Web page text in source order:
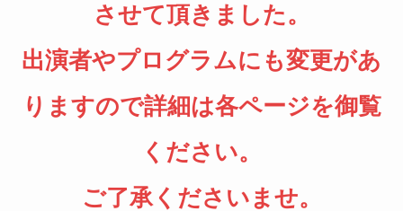
させて頂きました。
出演者やプログラムにも変更があ
りますので詳細は各ページを御覧
ください。
ご了承くださいませ。